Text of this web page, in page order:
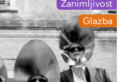
Zanimljivost
Glazba